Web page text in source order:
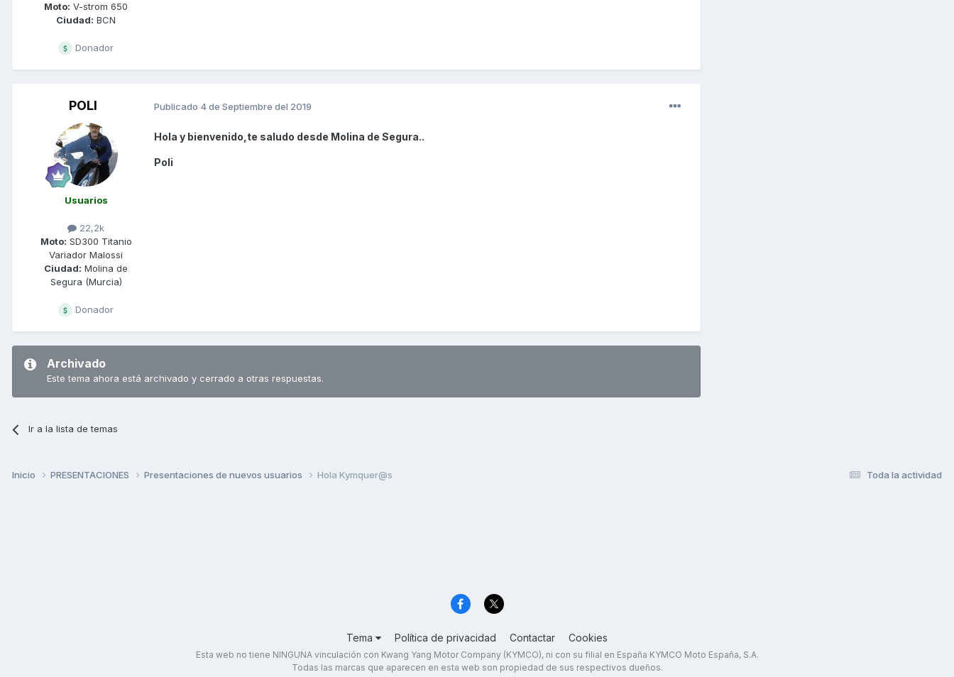
Moto: V-strom 650
Ciudad: BCN
Donador
POLI
Usuarios
22,2k
Moto: SD300 Titanio
Variador Malossi
Ciudad: Molina de
Segura (Murcia)
Donador
Publicado 4 de Septiembre del 2019
Hola y bienvenido,te saludo desde Molina de Segura..
Poli
Archivado
Este tema ahora está archivado y cerrado a otras respuestas.
Ir a la lista de temas
Toda la actividad
Inicio PRESENTACIONES Presentaciones de nuevos usuarios Hola Kymquer@s
Tema Política de privacidad Contactar Cookies
Esta web no tiene NINGUNA vinculación con Kwang Yang Motor Company (KYMCO), ni con su filial en España KYMCO Moto España, S.A.
Todas las marcas que aparecen en esta web son propiedad de sus respectivos dueños.